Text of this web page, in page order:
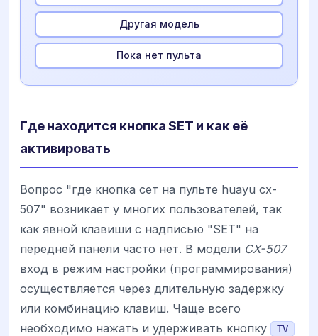
Другая модель
Пока нет пульта
Где находится кнопка SET и как её
активировать
Вопрос "где кнопка сет на пульте huayu cx-
507" возникает у многих пользователей, так
как явной клавиши с надписью "SET" на
передней панели часто нет. В модели CX-507
вход в режим настройки (программирования)
осуществляется через длительную задержку
или комбинацию клавиш. Чаще всего
необходимо нажать и удерживать кнопку
TV